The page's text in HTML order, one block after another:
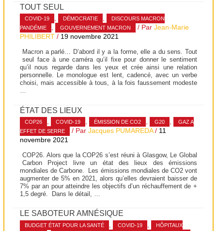
TOUT SEUL
COVID-19 , DÉMOCRATIE ,
DISCOURS MACRON
PANDÉMIE
, GOUVERNEMENT MACRON / ParJean-Marie
PHILIBERT / 19 novembre 2021
Macron a parlé… D’abord il y a la forme, elle a du sens. Tout
seul face à une caméra qu’il fixe pour donner le sentiment
qu’il nous regarde dans les yeux et crée ainsi une relation
personnelle. Le monologue est lent, cadencé, avec un verbe
choisi, mais accessible à tous, à la fois faussement modeste
ÉTAT DES LIEUX
COP26 COVID-19 ÉMISSION DE CO2 G20
GAZ A
EFFET DE SERRE
/ ParJacques PUMAREDA / 11
novembre 2021
COP26. Alors que la COP26 s’est réuni à Glasgow, Le Global
Carbon Project livre un état des lieux des émissions
mondiales de Carbone. Les émissions mondiales de CO2 vont
augmenter de 5% en 2021, alors qu’elles devraient baisser de
7% par an pour atteindre les objectifs d’un réchauffement de +
1,5 degré. Dans le détail, …
LE SABOTEUR AMNÉSIQUE
BUDGET ÉTAT POUR LA SANTÉ COVID-19
HÔPITAUX